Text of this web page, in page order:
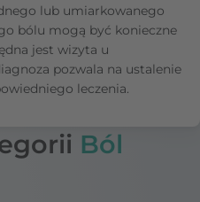
lub umiarkowanego
bólu mogą być konieczne
jest wizyta u
pozwala na ustalenie
leczenia.
Ból